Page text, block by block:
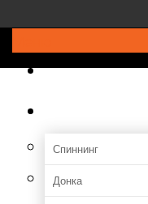
ГЛАВНАЯ
Спиннинг
Донка